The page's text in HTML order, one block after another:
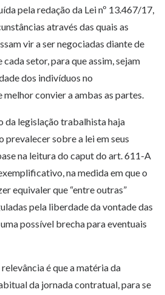
pela redação da Lei nº 13.467/17,
através das quais as
vir a ser negociadas diante de
setor, para que assim, sejam
dos indivíduos no
convier a ambas as partes.
da legislação trabalhista haja
prevalecer sobre a lei em seus
na leitura do caput do art. 611-A
na medida em que o
equivaler que “entre outras”
pela liberdade da vontade das
possível brecha para eventuais
é que a matéria da
da jornada contratual, para se